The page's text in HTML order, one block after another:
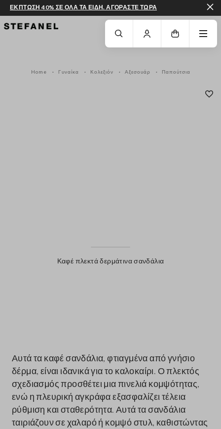
ΜΕΤΆΒΑΣΗ ΣΤΟ ΚΎΡΙΟ ΠΕΡΙΕΧΌΜΕΝΟΚΑΤΕΒΕΊΤΕ ΣΤΟ ΚΆΤΩ ΜΈΡΟΣ
ΕΚΠΤΩΣΗ 40% ΣΕ ΟΛΑ ΤΑ ΕΙΔΗ. ΑΓΟΡΑΣΤΕ ΤΩΡΑ
Home Γυναίκα Κολεξιόν Αξεσουάρ Παπούτσια
Καφέ πλεκτά δερμάτινα σανδάλια
Αυτά τα καφέ σανδάλια, φτιαγμένα από γνήσιο
δέρμα, είναι ιδανικά για το καλοκαίρι. Ο πλεκτός
σχεδιασμός προσθέτει μια πινελιά κομψότητας,
ενώ η πλευρική αγκράφα εξασφαλίζει τέλεια
ρύθμιση και σταθερότητα. Αυτά τα σανδάλια
ταιριάζουν σε χαλαρό ή κομψό στυλ, καθιστώντας